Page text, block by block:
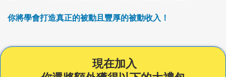
你將學會打造真正的被動且豐厚的被動收入！
現在加入